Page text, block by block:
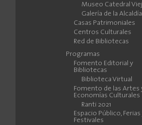
Museo Catedral
Galería de la Alcaldía
Casas Patrimoniales
Centros Culturales
Red de Bibliotecas
Programas
Fomento Editorial y
Bibliotecas
Biblioteca Virtual
Fomento de las Artes
Economías Culturales
Ranti 2021
Espacio Público, Ferias
Festivales